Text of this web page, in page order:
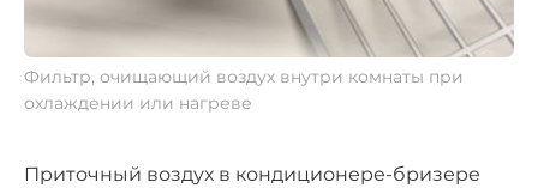
Фильтр, очищающий воздух внутри комнаты при
охлаждении или нагреве
Приточный воздух в кондиционере-бризере